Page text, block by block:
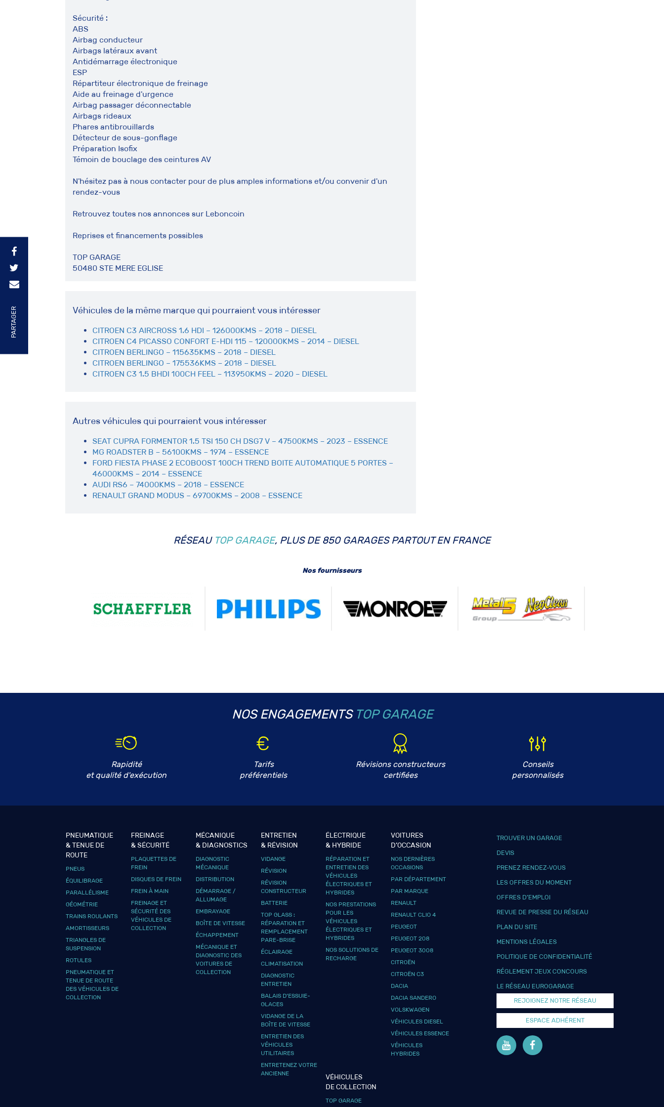
PARTAGER
Sécurité :
ABS
Airbag conducteur
Airbags latéraux avant
Antidémarrage électronique
ESP
Répartiteur électronique de freinage
Aide au freinage d'urgence
Airbag passager déconnectable
Airbags rideaux
Phares antibrouillards
Détecteur de sous-gonflage
Préparation Isofix
Témoin de bouclage des ceintures AV
N'hésitez pas à nous contacter pour de plus amples informations et/ou convenir d'un
rendez-vous
Retrouvez toutes nos annonces sur Leboncoin
Reprises et financements possibles
TOP GARAGE
50480 STE MERE EGLISE
Véhicules de la même marque qui pourraient vous intéresser
CITROEN C3 AIRCROSS 1.6 HDI – 126000KMS – 2018 – DIESEL
CITROEN C4 PICASSO CONFORT E-HDI 115 – 120000KMS – 2014 – DIESEL
CITROEN BERLINGO – 115635KMS – 2018 – DIESEL
CITROEN BERLINGO – 175536KMS – 2018 – DIESEL
CITROEN C3 1.5 BHDI 100CH FEEL – 113950KMS – 2020 – DIESEL
Autres véhicules qui pourraient vous intéresser
SEAT CUPRA FORMENTOR 1.5 TSI 150 CH DSG7 V – 47500KMS – 2023 – ESSENCE
MG ROADSTER B – 56100KMS – 1974 – ESSENCE
FORD FIESTA PHASE 2 ECOBOOST 100CH TREND BOITE AUTOMATIQUE 5 PORTES –
46000KMS – 2014 – ESSENCE
AUDI RS6 – 74000KMS – 2018 – ESSENCE
RENAULT GRAND MODUS – 69700KMS – 2008 – ESSENCE
RÉSEAU TOP GARAGE, PLUS DE 850 GARAGES PARTOUT EN FRANCE
Nos fournisseurs
NOS ENGAGEMENTS TOP GARAGE
Rapidité
et qualité d'exécution
Tarifs
préférentiels
Révisions constructeurs
certifiées
Conseils
personnalisés
PNEUMATIQUE
& TENUE DE
ROUTE
PNEUS
ÉQUILIBRAGE
PARALLÉLISME
GÉOMÉTRIE
TRAINS ROULANTS
AMORTISSEURS
TRIANGLES DE
SUSPENSION
ROTULES
PNEUMATIQUE ET
TENUE DE ROUTE
DES VÉHICULES DE
COLLECTION
FREINAGE
& SÉCURITÉ
PLAQUETTES DE
FREIN
DISQUES DE FREIN
FREIN À MAIN
FREINAGE ET
SÉCURITÉ DES
VÉHICULES DE
COLLECTION
MÉCANIQUE
& DIAGNOSTICS
DIAGNOSTIC
MÉCANIQUE
DISTRIBUTION
DÉMARRAGE /
ALLUMAGE
EMBRAYAGE
BOÎTE DE VITESSE
ÉCHAPPEMENT
MÉCANIQUE ET
DIAGNOSTIC DES
VOITURES DE
COLLECTION
ENTRETIEN
& RÉVISION
VIDANGE
RÉVISION
RÉVISION
CONSTRUCTEUR
BATTERIE
TOP GLASS :
RÉPARATION ET
REMPLACEMENT
PARE-BRISE
ÉCLAIRAGE
CLIMATISATION
DIAGNOSTIC
ENTRETIEN
BALAIS D’ESSUIE-
GLACES
VIDANGE DE LA
BOÎTE DE VITESSE
ENTRETIEN DES
VÉHICULES
UTILITAIRES
ENTRETENEZ VOTRE
ANCIENNE
ÉLECTRIQUE
& HYBRIDE
RÉPARATION ET
ENTRETIEN DES
VÉHICULES
ÉLECTRIQUES ET
HYBRIDES
NOS PRESTATIONS
POUR LES
VÉHICULES
ÉLECTRIQUES ET
HYBRIDES
NOS SOLUTIONS DE
RECHARGE
VOITURES
D’OCCASION
NOS DERNIÈRES
OCCASIONS
PAR DÉPARTEMENT
PAR MARQUE
RENAULT
RENAULT CLIO 4
PEUGEOT
PEUGEOT 208
PEUGEOT 3008
CITROËN
CITROËN C3
DACIA
DACIA SANDERO
VOLSKWAGEN
VÉHICULES DIESEL
VÉHICULES ESSENCE
VÉHICULES
HYBRIDES
VÉHICULES
DE COLLECTION
TOP GARAGE
TROUVER UN GARAGE
DEVIS
PRENEZ RENDEZ-VOUS
LES OFFRES DU MOMENT
OFFRES D’EMPLOI
REVUE DE PRESSE DU RÉSEAU
PLAN DU SITE
MENTIONS LÉGALES
POLITIQUE DE CONFIDENTIALITÉ
RÉGLEMENT JEUX CONCOURS
LE RÉSEAU EUROGARAGE
REJOIGNEZ NOTRE RÉSEAU
ESPACE ADHÉRENT